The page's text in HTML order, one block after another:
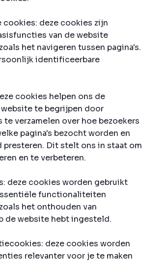
deze cookies zijn
van de website
het navigeren tussen pagina's.
identificeerbare
cookies helpen ons de
te begrijpen door
te verzamelen over hoe bezoekers
pagina's bezocht worden en
presteren. Dit stelt ons in staat om
en te verbeteren.
deze cookies worden gebruikt
functionaliteiten
het onthouden van
de website hebt ingesteld.
deze cookies worden
relevanter voor je te maken